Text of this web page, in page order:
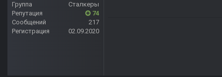
Группа
Сталкеры
Репутация
74
Сообщений
217
Регистрация
02.09.2020